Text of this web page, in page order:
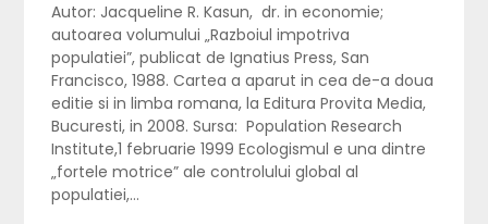
Autor: Jacqueline R. Kasun, dr. in economie;
autoarea volumului „Razboiul impotriva
populatiei”, publicat de Ignatius Press, San
Francisco, 1988. Cartea a aparut in cea de-a doua
editie si in limba romana, la Editura Provita Media,
Bucuresti, in 2008. Sursa: Population Research
Institute,1 februarie 1999 Ecologismul e una dintre
„fortele motrice” ale controlului global al
populatiei,…